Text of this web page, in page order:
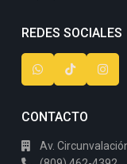
REDES SOCIALES
CONTACTO
Av.